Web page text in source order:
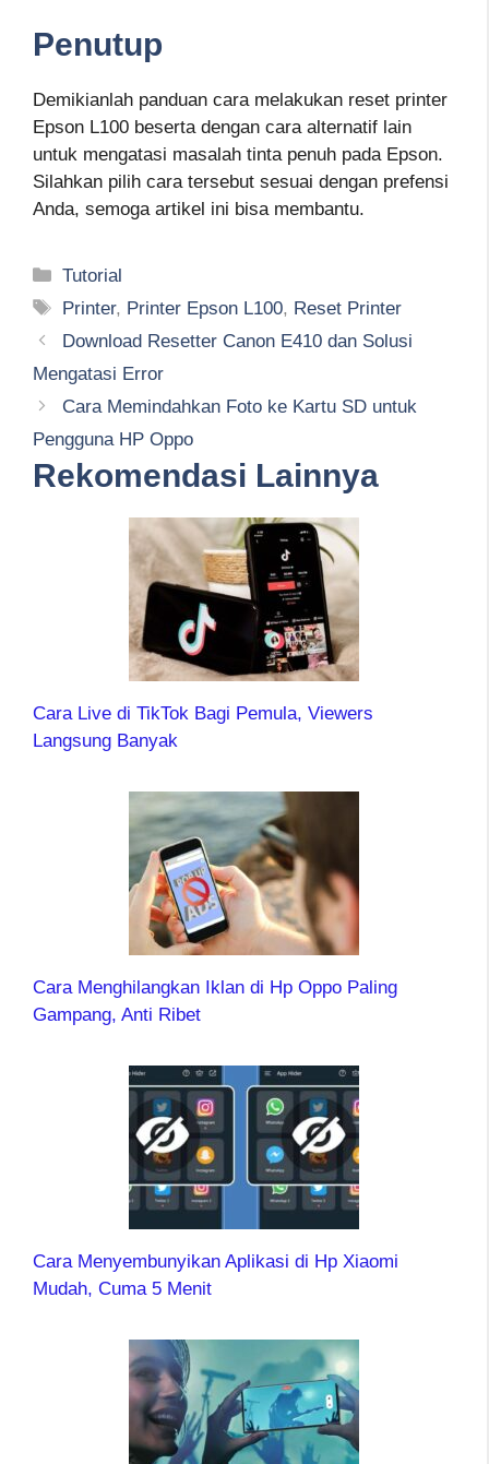
Penutup
Demikianlah panduan cara melakukan reset printer
Epson L100 beserta dengan cara alternatif lain
untuk mengatasi masalah tinta penuh pada Epson.
Silahkan pilih cara tersebut sesuai dengan prefensi
Anda, semoga artikel ini bisa membantu.
Kategori
Tutorial
Tag
Printer, Printer Epson L100, Reset Printer
Download Resetter Canon E410 dan Solusi
Mengatasi Error
Cara Memindahkan Foto ke Kartu SD untuk
Pengguna HP Oppo
Rekomendasi Lainnya
Cara Live di TikTok Bagi Pemula, Viewers
Langsung Banyak
Cara Menghilangkan Iklan di Hp Oppo Paling
Gampang, Anti Ribet
Cara Menyembunyikan Aplikasi di Hp Xiaomi
Mudah, Cuma 5 Menit